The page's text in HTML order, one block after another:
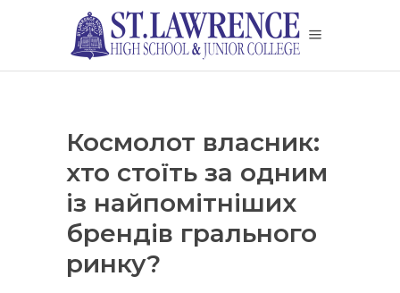
Космолот власник:
хто стоїть за одним
із найпомітніших
брендів грального
ринку?